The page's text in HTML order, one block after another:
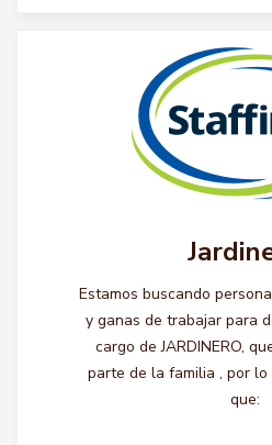
Estamos buscando
y ganas de trabajar para
cargo de JARDINERO,
parte de la familia , por
que: